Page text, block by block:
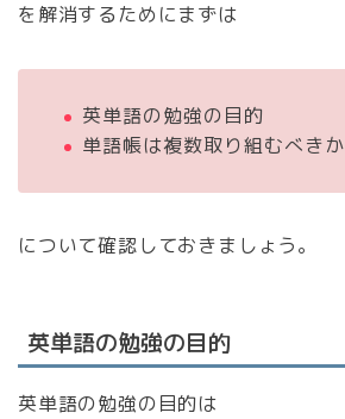
を解消するためにまずは
英単語の勉強の目的
単語帳は複数取り組むべきか
について確認しておきましょう。
英単語の勉強の目的
英単語の勉強の目的は